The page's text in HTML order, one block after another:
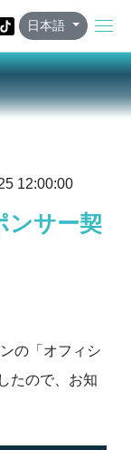
日本語
12:00:00
サー契
の「オフィシ
たので、お知